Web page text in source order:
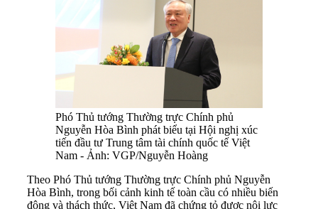
Phó Thủ tướng Thường trực Chính phủ
Nguyễn Hòa Bình phát biểu tại Hội nghị xúc
tiến đầu tư Trung tâm tài chính quốc tế Việt
Nam - Ảnh: VGP/Nguyễn Hoàng
Theo Phó Thủ tướng Thường trực Chính phủ Nguyễn
Hòa Bình, trong bối cảnh kinh tế toàn cầu có nhiều biến
động và thách thức, Việt Nam đã chứng tỏ được nội lực